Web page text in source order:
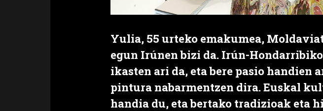
Yulia, 55 urteko emakumea,
egun Irúnen bizi da. Irún-
ikasten ari da, eta bere pasio handien
pintura nabarmentzen dira. Euskal
handia du, eta bertako tradizioak eta